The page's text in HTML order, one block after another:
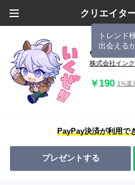
クリエイタ
トレンド
出会える
みさお ス
株式会社イン
￥190 1%還
PayPay決済が利用で
プレゼントする